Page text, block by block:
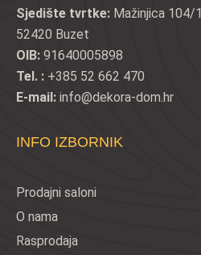
Sjedište tvrtke: Mažinjica 104/1
52420 Buzet
OIB: 91640005898
Tel. : +385 52 662 470
E-mail: info@dekora-dom.hr
INFO IZBORNIK
Prodajni saloni
O nama
Rasprodaja